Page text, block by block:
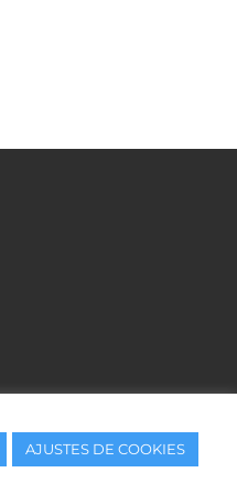
AJUSTES DE COOKIES